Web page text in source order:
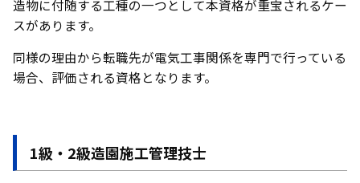
造物に付随する工種の一つとして本資格が重宝されるケー
スがあります。
同様の理由から転職先が電気工事関係を専門で行っている
場合、評価される資格となります。
1級・2級造園施工管理技士